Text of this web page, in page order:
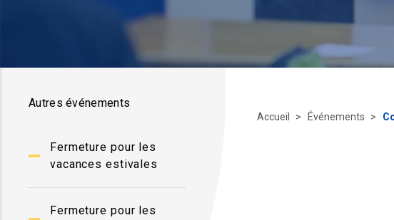
Autres événements
Fermeture pour les
vacances estivales
Fermeture pour les
Accueil Événements